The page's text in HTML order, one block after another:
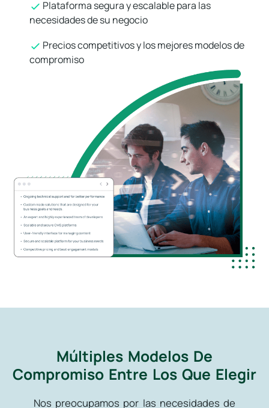
Plataforma segura y escalable para las
necesidades de su negocio
Precios competitivos y los mejores modelos de
compromiso
Múltiples Modelos De
Compromiso Entre Los Que Elegir
Nos preocupamos por las necesidades de